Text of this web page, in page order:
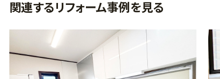
関連するリフォーム事例を見る